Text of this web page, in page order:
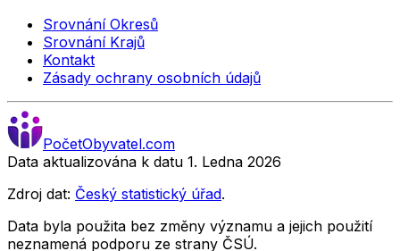
Srovnání Okresů
Srovnání Krajů
Kontakt
Zásady ochrany osobních údajů
PočetObyvatel.com
Data aktualizována k datu 1. Ledna 2026
Zdroj dat: Český statistický úřad.
Data byla použita bez změny významu a jejich použití
neznamená podporu ze strany ČSÚ.